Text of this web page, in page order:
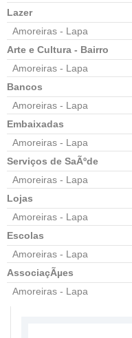
Lazer
Amoreiras - Lapa
Arte e Cultura - Bairro
Amoreiras - Lapa
Bancos
Amoreiras - Lapa
Embaixadas
Amoreiras - Lapa
Serviços de SaÃºde
Amoreiras - Lapa
Lojas
Amoreiras - Lapa
Escolas
Amoreiras - Lapa
AssociaçÃµes
Amoreiras - Lapa